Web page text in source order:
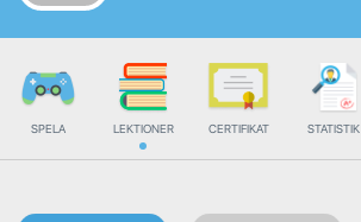
SPELA LEKTIONER CERTIFIKAT STATISTIK